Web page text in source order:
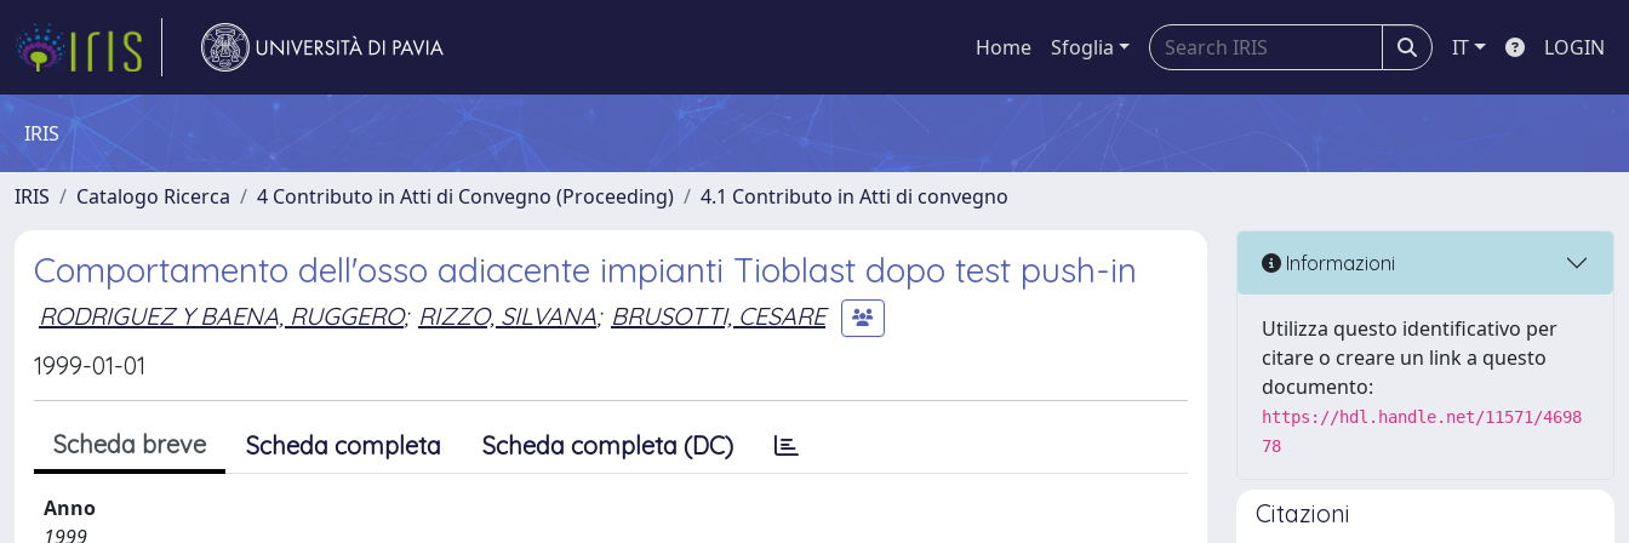
Home Sfoglia IT LOGIN
IRIS
IRIS Catalogo Ricerca 4 Contributo in Atti di Convegno (Proceeding) 4.1 Contributo in Atti di convegno
Comportamento dell'osso adiacente impianti Tioblast dopo test push-in
RODRIGUEZ Y BAENA, RUGGERO; RIZZO, SILVANA; BRUSOTTI, CESARE
1999-01-01
Scheda breve Scheda completa Scheda completa (DC)
Anno
1999
Informazioni
Utilizza questo identificativo per
citare o creare un link a questo
documento:
https://hdl.handle.net/11571/4698
78
Citazioni